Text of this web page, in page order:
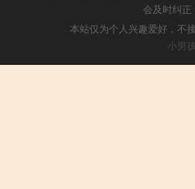
会及时纠正
本站仅为个人兴趣爱好，不
小男孩